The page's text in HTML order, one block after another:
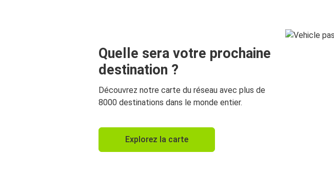
Quelle sera votre prochaine
destination ?
Découvrez notre carte du réseau avec plus de
8000 destinations dans le monde entier.
Explorez la carte